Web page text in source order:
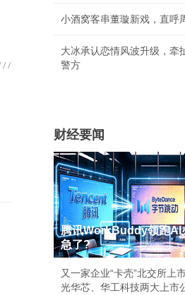
小酒窝客串董璇新戏，直呼
大冰承认恋情风波升级，牵
警方
财经要闻
腾讯WorkBuddy领跑AI
急了?
又一家企业“卡壳”北交所上
光华芯、华工科技两大上市